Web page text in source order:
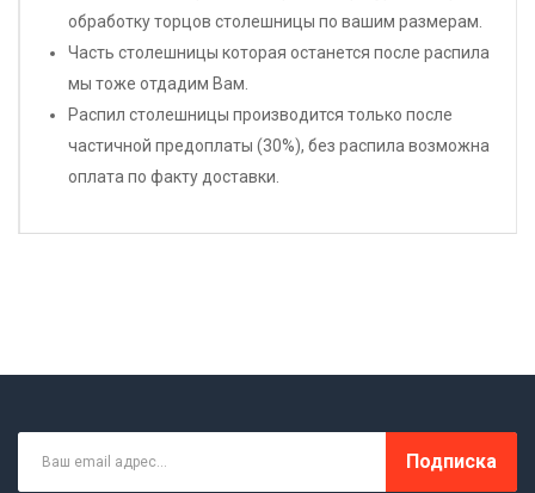
обработку торцов столешницы по вашим размерам.
Часть столешницы которая останется после распила
мы тоже отдадим Вам.
Распил столешницы производится только после
частичной предоплаты (30%), без распила возможна
оплата по факту доставки.
Подписка